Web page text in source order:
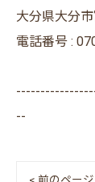
大分県大分
電話番号 :
--